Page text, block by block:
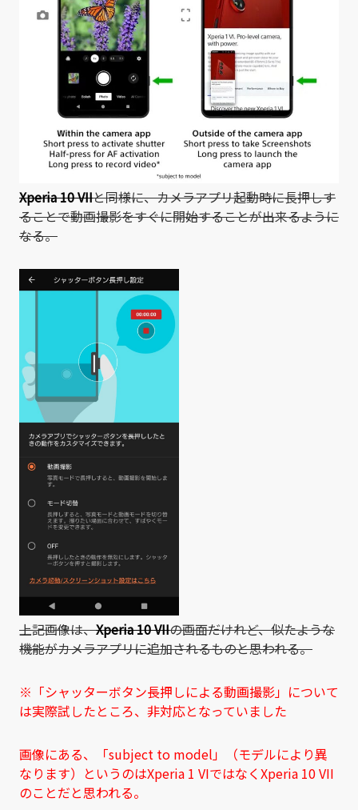
Xperia 10 VIIと同様に、カメラアプリ起動時に長押しす
ることで動画撮影をすぐに開始することが出来るように
なる。
上記画像は、Xperia 10 VIIの画面だけれど、似たような
機能がカメラアプリに追加されるものと思われる。
※「シャッターボタン長押しによる動画撮影」について
は実際試したところ、非対応となっていました
画像にある、「subject to model」（モデルにより異
なります）というのはXperia 1 VIではなくXperia 10 VII
のことだと思われる。